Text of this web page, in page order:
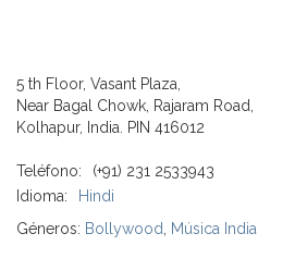
5 th Floor, Vasant Plaza,
Near Bagal Chowk, Rajaram Road,
Kolhapur, India. PIN 416012
Teléfono:
(+91) 231 2533943
Idioma:
Hindi
Géneros: Bollywood Música India